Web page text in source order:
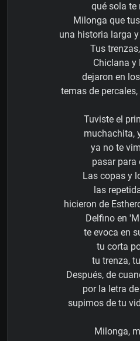
qué sola te
Milonga que
una historia larga
Tus
Chiclana y
dejaron en
temas de
Tuviste el
muchachita,
ya no te
pasar para
Las copas y
las
hicieron de
Delfino en
te evoca en
tu corta
tu trenza,
Después, de
por la letra
supimos de tu
Milonga,